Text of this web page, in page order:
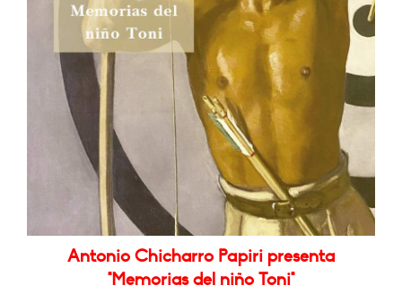
Antonio Chicharro Papiri presenta
"Memorias del niño Toni"